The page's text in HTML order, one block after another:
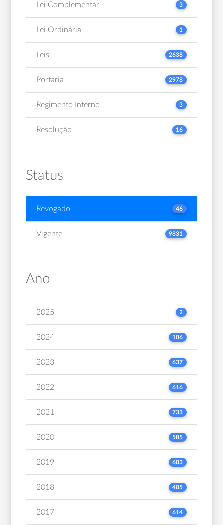
Lei Complementar 3
Lei Ordinária 1
Leis 2638
Portaria 2978
Regimento Interno 3
Resolução 16
Status
Revogado 46
Vigente 9831
Ano
2025 2
2024 106
2023 637
2022 616
2021 733
2020 585
2019 603
2018 405
2017 614